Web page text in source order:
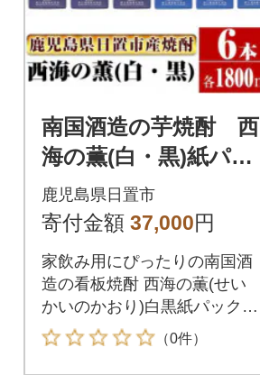
南国酒造の芋焼酎 西
海の薫(白・黒)紙パッ
ク飲み比べ 6本セッ
ト(1.8L×6本)※白3
鹿児島県日置市
寄付金額 37,000円
家飲み用にぴったりの南国酒
造の看板焼酎 西海の薫(せい
かいのかおり)白黒紙パック飲
み比べ6本セット!
（0件）